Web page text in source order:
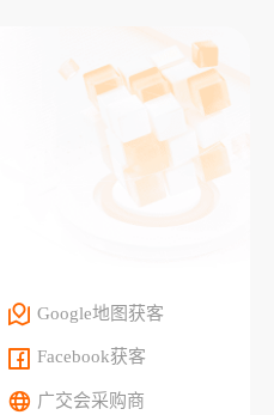
Google地图获客
Facebook获客
广交会采购商